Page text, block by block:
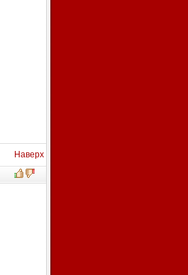
Наверх